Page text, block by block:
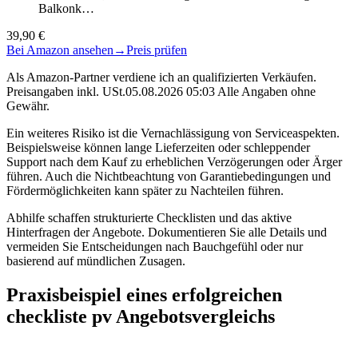
Balkonk…
39,90 €
Bei Amazon ansehen →Preis prüfen
Als Amazon-Partner verdiene ich an qualifizierten Verkäufen.
Preisangaben inkl. USt.05.08.2026 05:03 Alle Angaben ohne
Gewähr.
Ein weiteres Risiko ist die Vernachlässigung von Serviceaspekten.
Beispielsweise können lange Lieferzeiten oder schleppender
Support nach dem Kauf zu erheblichen Verzögerungen oder Ärger
führen. Auch die Nichtbeachtung von Garantiebedingungen und
Fördermöglichkeiten kann später zu Nachteilen führen.
Abhilfe schaffen strukturierte Checklisten und das aktive
Hinterfragen der Angebote. Dokumentieren Sie alle Details und
vermeiden Sie Entscheidungen nach Bauchgefühl oder nur
basierend auf mündlichen Zusagen.
Praxisbeispiel eines erfolgreichen
checkliste pv Angebotsvergleichs